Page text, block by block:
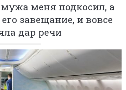
меня подкосил, а
завещание, и вовсе
дар речи